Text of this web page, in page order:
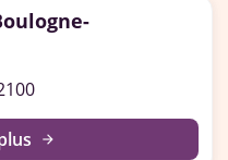
arrow_forward